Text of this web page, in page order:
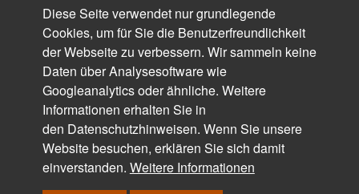
Diese Seite verwendet nur grundlegende
Cookies, um für Sie die Benutzerfreundlichkeit
der Webseite zu verbessern. Wir sammeln keine
Daten über Analysesoftware wie
Googleanalytics oder ähnliche. Weitere
Informationen erhalten Sie in
den Datenschutzhinweisen. Wenn Sie unsere
Website besuchen, erklären Sie sich damit
einverstanden. Weitere Informationen